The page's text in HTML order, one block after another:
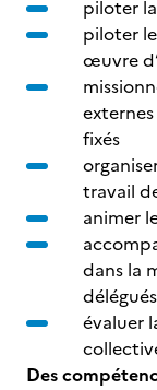
piloter
piloter
œuvre
fixés
travail
animer
dans la
délégués
évaluer
Des